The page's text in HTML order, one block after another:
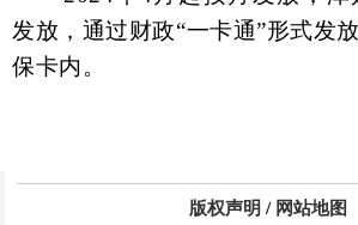
发放， 通过财政“一卡通”形式发放
保卡内。
版权声明 / 网站地图